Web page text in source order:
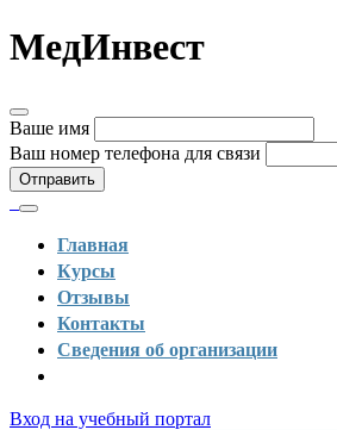
МедИнвест
Ваше имя
Ваш номер телефона для связи
Отправить
Главная
Курсы
Отзывы
Контакты
Сведения об организации
Вход на учебный портал